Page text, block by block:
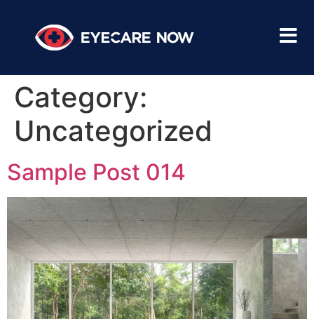
Category:
Uncategorized
Sample Post 014